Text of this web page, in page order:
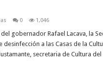
0 1,046
gobernador Rafael Lacava, la
desinfección a las Casas de la
secretaria de Cultura